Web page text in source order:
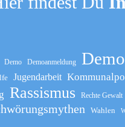
Demo Demoanmeldung
Jugendarbeit
Rassismus Rechte Gewalt
Wahlen